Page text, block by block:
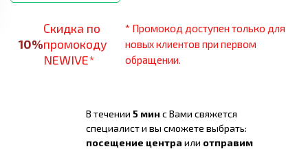
10%
Скидка по
промокоду
NEWIVE*
* Промокод доступен только для
новых клиентов при первом
обращении.
В течении 5 мин с Вами свяжется
специалист и вы сможете выбрать:
посещение центра или отправим